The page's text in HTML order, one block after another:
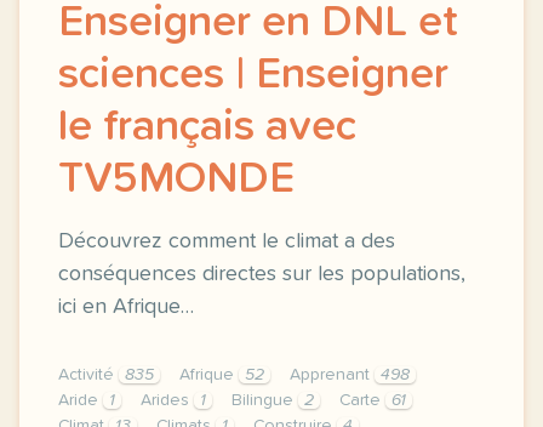
Enseigner en DNL et
sciences | Enseigner
le français avec
TV5MONDE
Découvrez comment le climat a des
conséquences directes sur les populations,
ici en Afrique…
Activité 835 Afrique 52 Apprenant
498
Aride
1 Arides 1 Bilingue 2 Carte
61